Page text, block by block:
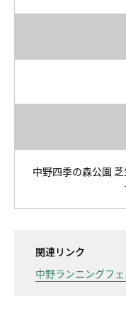
中野四季の森公園
関連リンク
中野ランニングフ